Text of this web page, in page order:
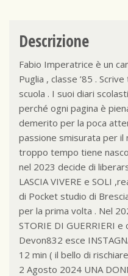
Descrizione
Fabio Imperatrice è un
Puglia , classe ’85 .
scuola . I suoi diari
perché ogni pagina è
demerito per la poca
passione smisurata per il
troppo tempo tiene
nel 2023 decide di
LASCIA VIVERE e SOLI
di Pocket studio di
per la prima volta . Nel
STORIE DI GUERRIERI
Devon832 esce
12 min ( il bello di
2 Agosto 2024 UNA